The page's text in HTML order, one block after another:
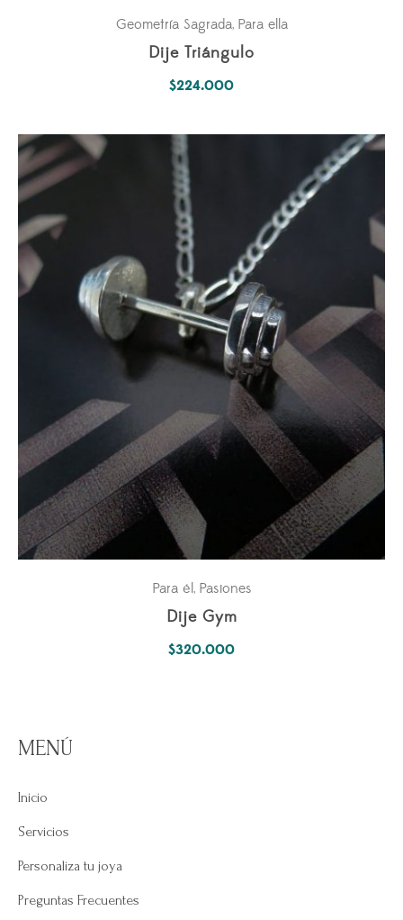
Geometría Sagrada, Para ella
Dije Triángulo
$224.000
Para él, Pasiones
Dije Gym
$320.000
MENÚ
Inicio
Servicios
Personaliza tu joya
Preguntas Frecuentes